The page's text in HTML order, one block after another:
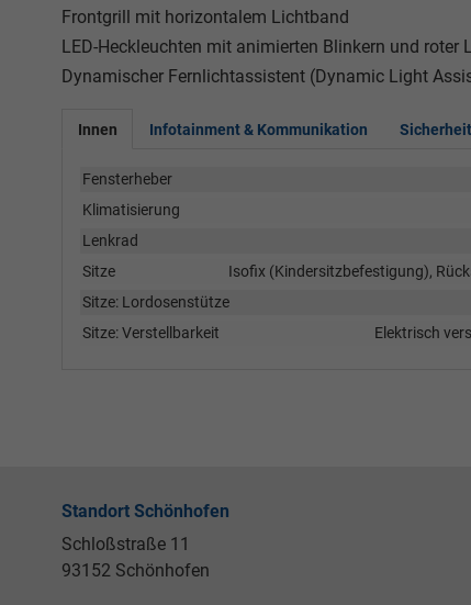
Frontgrill mit horizontalem Lichtband
LED-Heckleuchten mit animierten Blinkern und roter
Dynamischer Fernlichtassistent (Dynamic Light
Innen Infotainment & Kommunikation
Fensterheber
Klimatisierung
Lenkrad
Sitze
Isofix (Kindersitzbefestigung),
Sitze: Lordosenstütze
Sitze: Verstellbarkeit
Elektrisch
Standort Schönhofen
Schloßstraße 11
93152 Schönhofen